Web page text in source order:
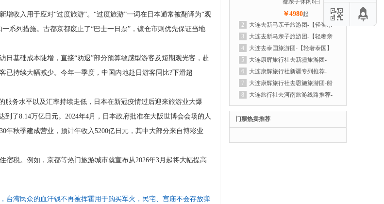
收入用于应对“过度旅游”。 “过度旅游”一词在日本通常被翻译为“观
系列措施。古都京都废止了“巴士一日票”，镰仓市则优先保证当地
基础成本陡增，直接“劝退”部分预算敏感型游客及短期观光客，赴
已持续大幅减少。今年一季度，中国内地赴日游客同比?下滑超
服务水平以及汇率持续走低，日本在新冠疫情过后迎来旅游业大爆
到了8.14万亿日元。 2024年4月，日本政府批准在大阪世博会会场的人
年秋季建成营业，预计年收入5200亿日元，其中大部分来自博彩业
税。例如，京都等热门旅游城市就宣布从2026年3月起将大幅提高
台湾民众的血汗钱不再被挥霍用于购买军火，民宅、宫庙不会存放弹
都亲子休闲6日
￥4980起
2
大连去新马亲子旅游团-【轻奢亲
子新马】纯玩新马亲子游6晚7天之旅
3
大连去新马亲子旅游团-【轻奢亲
子新马】纯玩新马亲子游6晚7天之旅
4
大连去泰国旅游团-【轻奢泰国】
曼谷| 芭提雅 | 沙美岛 | 爽泰庄园泼水
节，狂欢6日体验之旅
5
大连康辉旅行社去新疆旅游团-
【轻奢喀伊】赛里木湖全景环湖丨唐布
拉百里画廊丨孟克特古道 那拉提空中
草原+河谷草原丨 特克斯离街丨昭苏湿
地公园丨六星街 薰衣草庄园丨果子沟
大桥丨乌尔禾魔鬼城丨喀纳斯丨禾木丨
天山天池 S21沙漠公路+阿禾公路+独库
公路北段双飞10日游
6
大连康辉旅行社新疆专列推荐-
【新疆大全景】万人游新疆-跨省专列
18日
7
大连康辉旅行社去恩施旅游团-船
进神农架-遇见恩施,三峡游轮双飞6日
8
大连旅行社去河南旅游线路推荐-
【轻奢河南全景】少林寺 神州牡丹园
白马寺 龙门石窟 老君山 云台山 万仙山
郭亮村 清明上河园 大相国寺 开封府 小
宋城 包公祠 黄河花园口 德化步行街 河
门票热卖推荐